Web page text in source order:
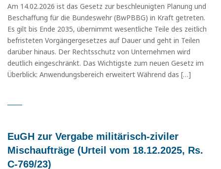
Am 14.02.2026 ist das Gesetz zur beschleunigten Planung und
Beschaffung für die Bundeswehr (BwPBBG) in Kraft getreten.
Es gilt bis Ende 2035, übernimmt wesentliche Teile des zeitlich
befristeten Vorgängergesetzes auf Dauer und geht in Teilen
darüber hinaus. Der Rechtsschutz von Unternehmen wird
deutlich eingeschränkt. Das Wichtigste zum neuen Gesetz im
Überblick: Anwendungsbereich erweitert Während das […]
EuGH zur Vergabe militärisch-ziviler
Mischaufträge (Urteil vom 18.12.2025, Rs.
C-769/23)